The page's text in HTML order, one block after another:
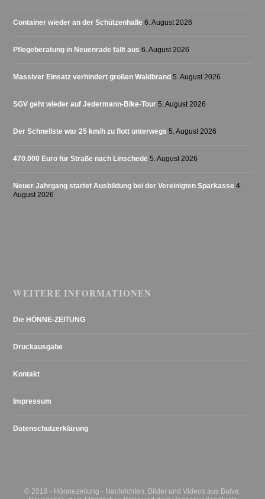
Container wieder an der Schützenhalle 6. August 2026
Pflegeberatung in Neuenrade fällt aus 6. August 2026
Massiver Einsatz verhindert großen Waldbrand 5. August 2026
SGV geht wieder auf Jedermann-Bike-Tour 5. August 2026
Der Schnellste war 25 km/h zu flott unterwegs 5. August 2026
470.000 Euro für Straße nach Linschede 5. August 2026
Neuer Jahrgang startet Ausbildung bei der Vereinigten Sparkasse 4.
August 2026
WEITERE INFORMATIONEN
Die HÖNNE-ZEITUNG
Druckausgabe
Kontakt
Impressum
Datenschutzerklärung
© 2018 - Hönnezeitung - Nachrichten, Bilder und Videos aus Balve,